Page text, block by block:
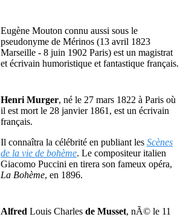
Eugène Mouton connu aussi sous le
pseudonyme de Mérinos (13 avril 1823
Marseille - 8 juin 1902 Paris) est un magistrat
et écrivain humoristique et fantastique français.
Henri Murger, né le 27 mars 1822 à Paris où
il est mort le 28 janvier 1861, est un écrivain
français.
Il connaîtra la célébrité en publiant les Scènes
de la vie de bohème. Le compositeur italien
Giacomo Puccini en tirera son fameux opéra,
La Bohème, en 1896.
Alfred Louis Charles de Musset, nÃ© le 11